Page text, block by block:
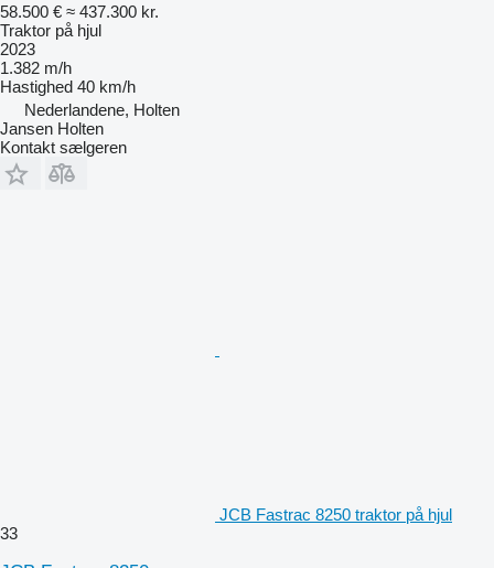
58.500 € ≈ 437.300 kr.
Traktor på hjul
2023
1.382 m/h
Hastighed 40 km/h
Nederlandene, Holten
Jansen Holten
Kontakt sælgeren
JCB Fastrac 8250 traktor på hjul
33